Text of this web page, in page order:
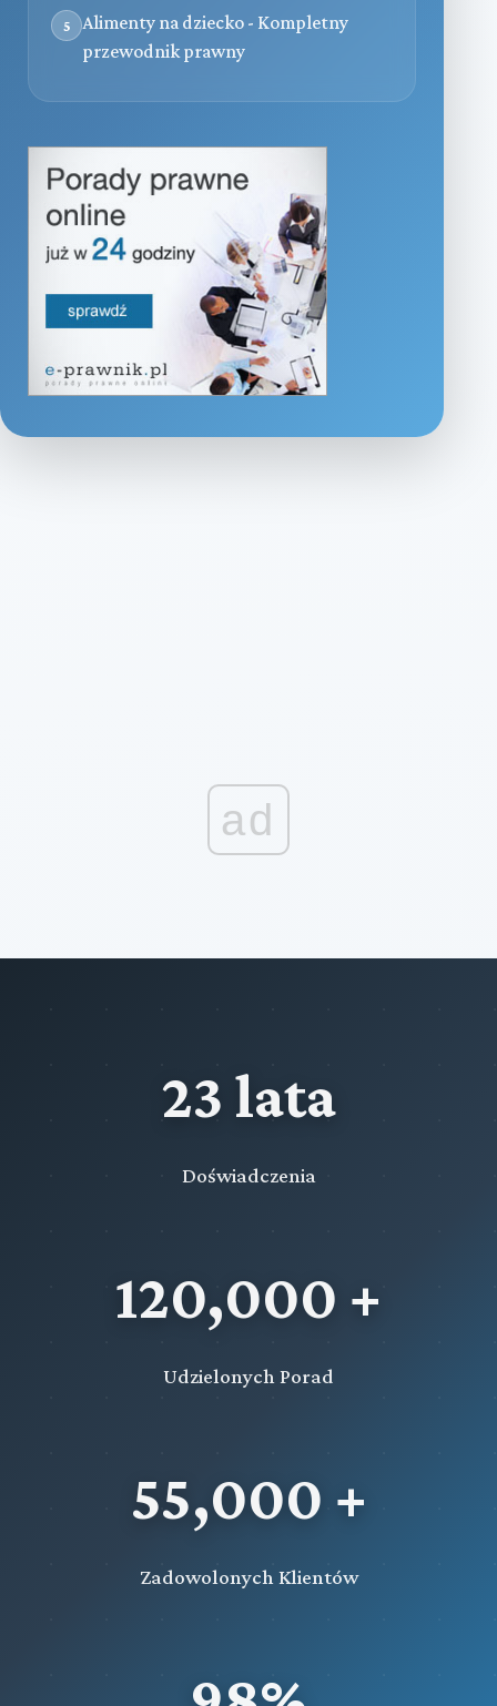
5
Alimenty na dziecko - Kompletny
przewodnik prawny
ad
23 lata
Doświadczenia
120,000 +
Udzielonych Porad
55,000 +
Zadowolonych Klientów